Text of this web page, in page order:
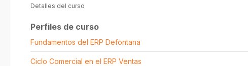
Detalles del curso
Perfiles de curso
Fundamentos del ERP Defontana
Ciclo Comercial en el ERP Ventas